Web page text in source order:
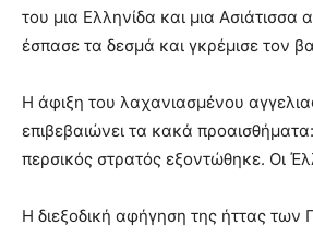
του μια Ελληνίδα και μια Ασιάτισσα
έσπασε τα δεσμά και γκρέμισε τον
Η άφιξη του λαχανιασμένου
επιβεβαιώνει τα κακά
περσικός στρατός εξοντώθηκε. Οι
Η διεξοδική αφήγηση της ήττας των